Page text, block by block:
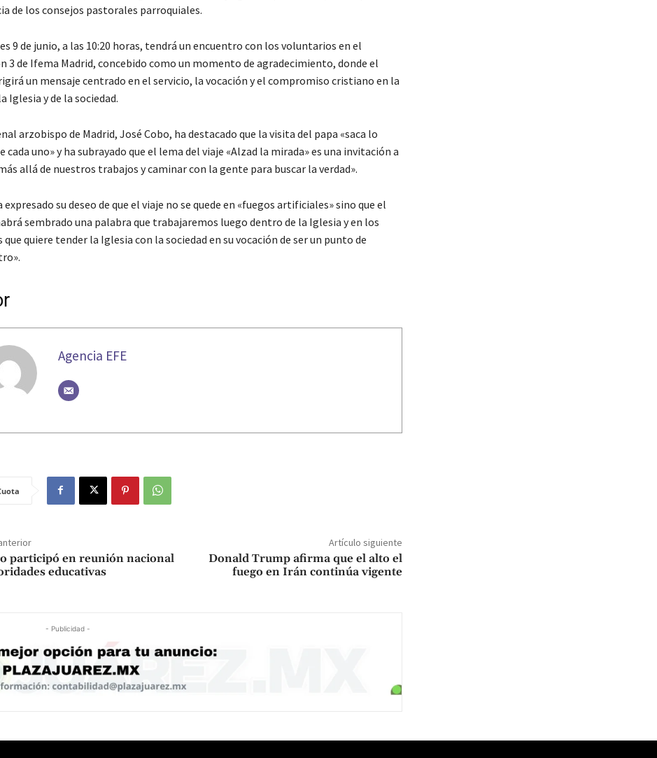
de los consejos pastorales parroquiales.
9 de junio, a las 10:20 horas, tendrá un encuentro con los voluntarios en el
3 de Ifema Madrid, concebido como un momento de agradecimiento, donde el
un mensaje centrado en el servicio, la vocación y el compromiso cristiano en la
Iglesia y de la sociedad.
arzobispo de Madrid, José Cobo, ha destacado que la visita del papa «saca lo
cada uno» y ha subrayado que el lema del viaje «Alzad la mirada» es una invitación a
allá de nuestros trabajos y caminar con la gente para buscar la verdad».
expresado su deseo de que el viaje no se quede en «fuegos artificiales» sino que el
sembrado una palabra que trabajaremos luego dentro de la Iglesia y en los
que quiere tender la Iglesia con la sociedad en su vocación de ser un punto de
Agencia EFE
participó en reunión nacional
educativas
Artículo siguiente
Donald Trump afirma que el alto el
fuego en Irán continúa vigente
- Publicidad -